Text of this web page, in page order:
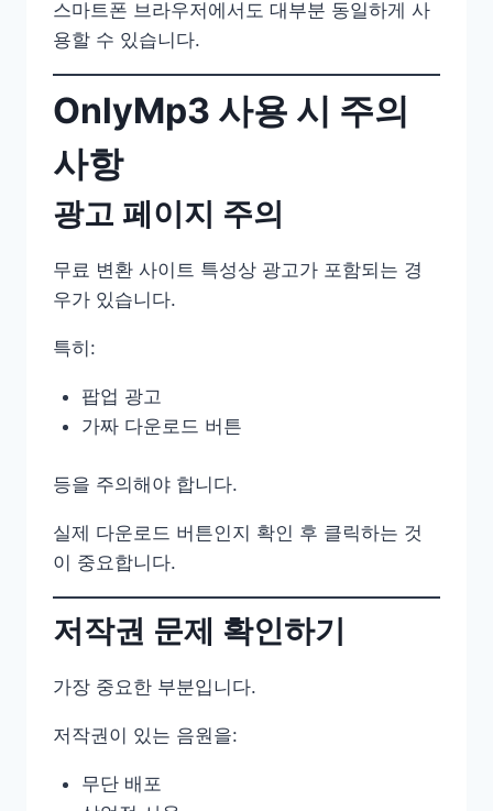
스마트폰 브라우저에서도 대부분 동일하게 사
용할 수 있습니다.
OnlyMp3 사용 시 주의
사항
광고 페이지 주의
무료 변환 사이트 특성상 광고가 포함되는 경
우가 있습니다.
특히:
팝업 광고
가짜 다운로드 버튼
등을 주의해야 합니다.
실제 다운로드 버튼인지 확인 후 클릭하는 것
이 중요합니다.
저작권 문제 확인하기
가장 중요한 부분입니다.
저작권이 있는 음원을:
무단 배포